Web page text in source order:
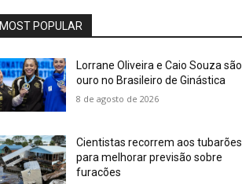
MOST POPULAR
Lorrane Oliveira e Caio Souza são
ouro no Brasileiro de Ginástica
8 de agosto de 2026
Cientistas recorrem aos tubarões
para melhorar previsão sobre
furacões